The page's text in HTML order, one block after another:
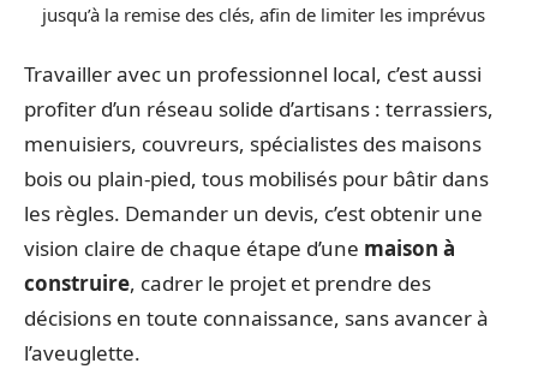
jusqu’à la remise des clés, afin de limiter les imprévus
Travailler avec un professionnel local, c’est aussi
profiter d’un réseau solide d’artisans : terrassiers,
menuisiers, couvreurs, spécialistes des maisons
bois ou plain-pied, tous mobilisés pour bâtir dans
les règles. Demander un devis, c’est obtenir une
vision claire de chaque étape d’une maison à
construire, cadrer le projet et prendre des
décisions en toute connaissance, sans avancer à
l’aveuglette.